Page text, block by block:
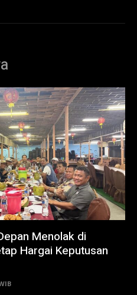
Menolak di
Hargai Keputusan